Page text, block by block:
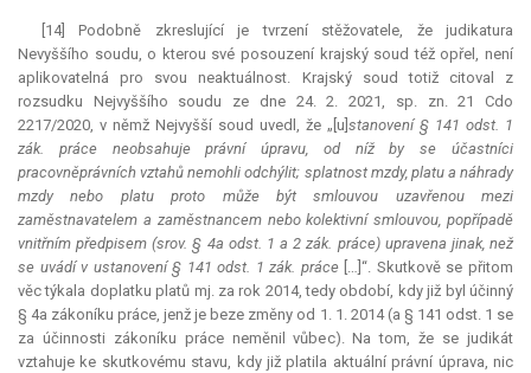
[14] Podobně zkreslující je tvrzení stěžovatele, že judikatura
Nevyššího soudu, o kterou své posouzení krajský soud též opřel, není
aplikovatelná pro svou neaktuálnost. Krajský soud totiž citoval z
rozsudku Nejvyššího soudu ze dne 24. 2. 2021, sp. zn. 21 Cdo
2217/2020, v němž Nejvyšší soud uvedl, že „[u] stanovení § 141 odst. 1
zák. práce neobsahuje právní úpravu, od níž by se účastníci
pracovněprávních vztahů nemohli odchýlit; splatnost mzdy, platu a náhrady
mzdy nebo platu proto může být smlouvou uzavřenou mezi
zaměstnavatelem a zaměstnancem nebo kolektivní smlouvou, popřípadě
vnitřním předpisem (srov. § 4a odst. 1 a 2 zák. práce) upravena jinak, než
se uvádí v ustanovení § 141 odst. 1 zák. práce […]“. Skutkově se přitom
věc týkala doplatku platů mj. za rok 2014, tedy období, kdy již byl účinný
§ 4a zákoníku práce, jenž je beze změny od 1. 1. 2014 (a § 141 odst. 1 se
za účinnosti zákoníku práce neměnil vůbec). Na tom, že se judikát
vztahuje ke skutkovému stavu, kdy již platila aktuální právní úprava, nic